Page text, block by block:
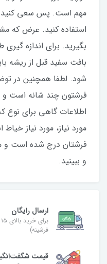
مهم است. پس سعی کنید
استفاده کنید‌. عرض که
بگیرید. برای اندازه
بافت سفید قبل از ریشه
شود. لطفا همچنین در
فرشتون چند شانه است و
اطلاعات گاهی برای نوع
مورد نیاز، مورد نیاز
فرشتان درج شده است و
و ببینید.
ارسال رایگان
فرشینه)
قیمت